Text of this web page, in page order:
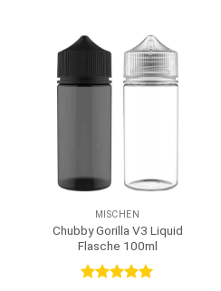
MISCHEN
Chubby Gorilla V3 Liquid
Flasche 100ml